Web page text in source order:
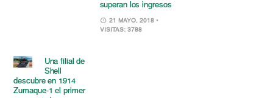
superan los ingresos
21 MAYO, 2018 •
VISITAS: 3788
Una filial de
Shell
descubre en 1914
Zumaque-1 el primer